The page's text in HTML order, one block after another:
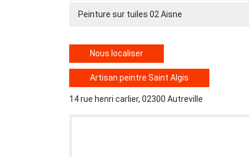
Peinture sur tuiles 02 Aisne
Nous localiser
Artisan peintre Saint Algis
14 rue henri carlier, 02300 Autreville